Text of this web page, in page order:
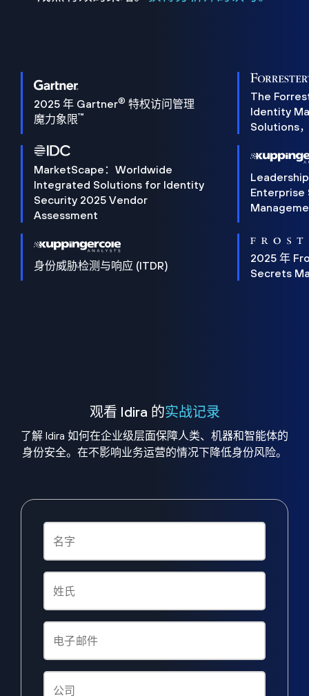
2025 年 Gartner® 特权访问管理
魔力象限™
The
Identity
Solutions
MarketScape：Worldwide
Integrated Solutions for Identity
Security 2025 Vendor
Assessment
Enterprise
身份威胁检测与响应 (ITDR)
2025 年
Secrets
观看 Idira 的实战记录
了解 Idira 如何在企业级层面保障人类、机器和智能体的
身份安全。在不影响业务运营的情况下降低身份风险。